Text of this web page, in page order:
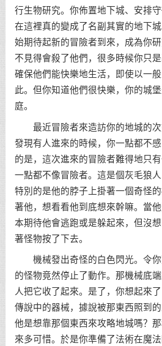
行生物研究。你佈置地下城、安排
在這裡真的變成了名副其實的地下
始期待起新的冒險者到來，成為你
不見得會殺了他們，很多時候你只
確保他們能快樂地生活，即使以一
此。但你知道他們很快樂，你的城
庭。
最近冒險者來造訪你的地城的次
發現有人進來的時候，你一點都不
的是，這次進來的冒險者難得地只
一點都不像冒險者。這是個灰毛狼
特別的是他的脖子上掛著一個奇怪
著他，想看看他到底想來幹嘛。當
本期待他會逃跑或是躲起來，但沒
著怪物按了下去。
機械發出奇怪的白色閃光。令你
的怪物竟然停止了動作。那機械底
人把它收了起來。是了，你想起來
傳說中的器械，據說被那東西照到
他是想靠那個東西來攻略地城嗎？
來多可惜。於是你準備了法術在魔